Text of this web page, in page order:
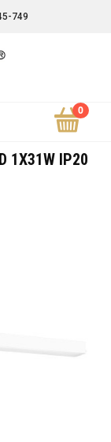
749
1X31W IP20